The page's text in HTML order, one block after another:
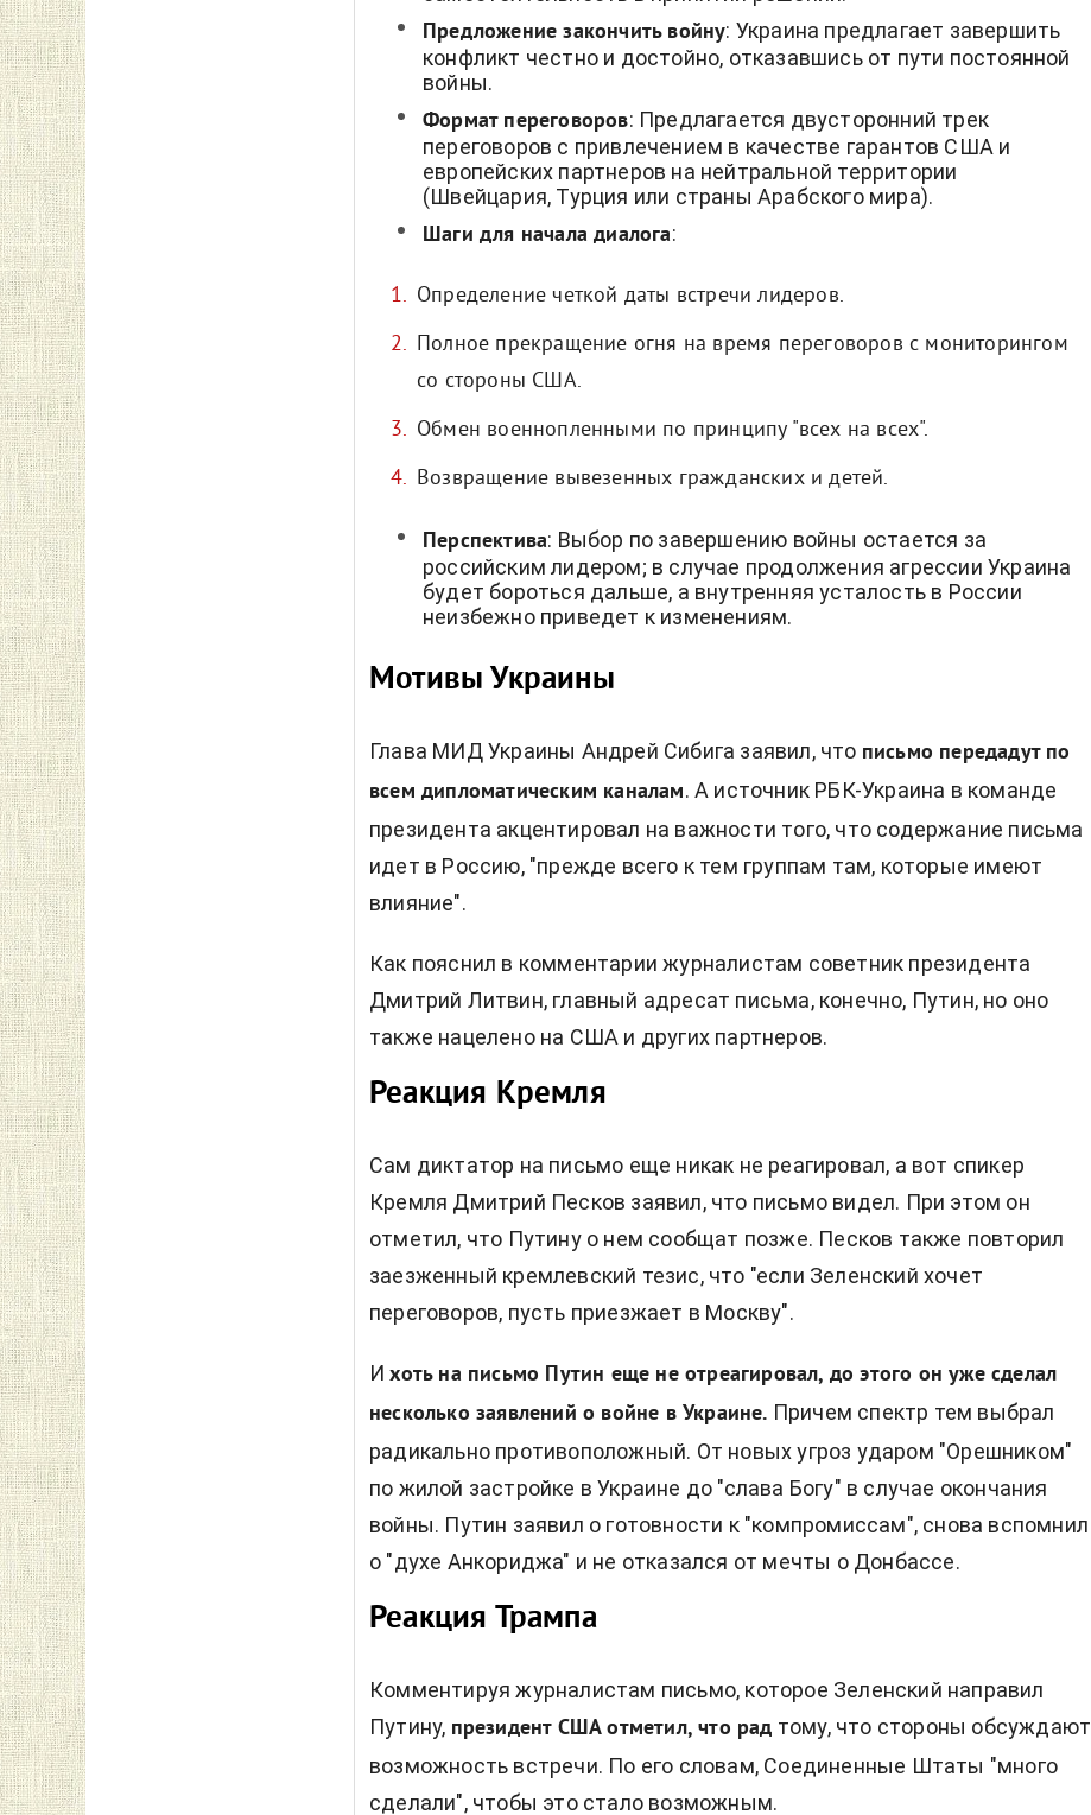
Предложение закончить войну: Украина предлагает завершить
конфликт честно и достойно, отказавшись от пути постоянной
войны.
Формат переговоров: Предлагается двусторонний трек
переговоров с привлечением в качестве гарантов США и
европейских партнеров на нейтральной территории
(Швейцария, Турция или страны Арабского мира).
Шаги для начала диалога:
Определение четкой даты встречи лидеров.
Полное прекращение огня на время переговоров с мониторингом
со стороны США.
Обмен военнопленными по принципу "всех на всех".
Возвращение вывезенных гражданских и детей.
Перспектива: Выбор по завершению войны остается за
российским лидером; в случае продолжения агрессии Украина
будет бороться дальше, а внутренняя усталость в России
неизбежно приведет к изменениям.
Мотивы Украины
Глава МИД Украины Андрей Сибига заявил, что письмо передадут по
всем дипломатическим каналам. А источник РБК-Украина в команде
президента акцентировал на важности того, что содержание письма
идет в Россию, "прежде всего к тем группам там, которые имеют
влияние".
Как пояснил в комментарии журналистам советник президента
Дмитрий Литвин, главный адресат письма, конечно, Путин, но оно
также нацелено на США и других партнеров.
Реакция Кремля
Сам диктатор на письмо еще никак не реагировал, а вот спикер
Кремля Дмитрий Песков заявил, что письмо видел. При этом он
отметил, что Путину о нем сообщат позже. Песков также повторил
заезженный кремлевский тезис, что "если Зеленский хочет
переговоров, пусть приезжает в Москву".
И хоть на письмо Путин еще не отреагировал, до этого он уже сделал
несколько заявлений о войне в Украине. Причем спектр тем выбрал
радикально противоположный. От новых угроз ударом "Орешником"
по жилой застройке в Украине до "слава Богу" в случае окончания
войны. Путин заявил о готовности к "компромиссам", снова вспомнил
о "духе Анкориджа" и не отказался от мечты о Донбассе.
Реакция Трампа
Комментируя журналистам письмо, которое Зеленский направил
Путину, президент США отметил, что рад тому, что стороны обсуждают
возможность встречи. По его словам, Соединенные Штаты "много
сделали", чтобы это стало возможным.